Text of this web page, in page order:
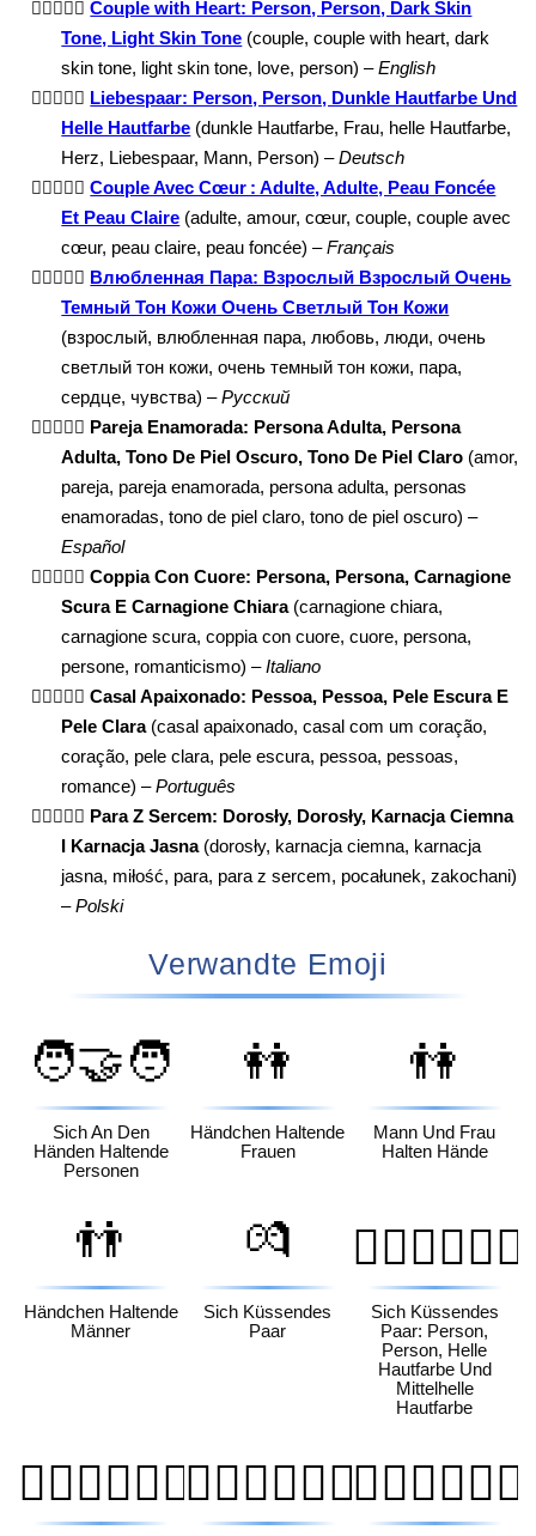
🧑🏿‍❤️‍🧑🏻 Couple with Heart: Person, Person, Dark Skin
Tone, Light Skin Tone (couple, couple with heart, dark
skin tone, light skin tone, love, person) –English
🧑🏿‍❤️‍🧑🏻 Liebespaar: Person, Person, Dunkle Hautfarbe Und
Helle Hautfarbe (dunkle Hautfarbe, Frau, helle Hautfarbe,
Herz, Liebespaar, Mann, Person) –Deutsch
🧑🏿‍❤️‍🧑🏻 Couple Avec Cœur : Adulte, Adulte, Peau Foncée
Et Peau Claire (adulte, amour, cœur, couple, couple avec
cœur, peau claire, peau foncée) –Français
🧑🏿‍❤️‍🧑🏻 Влюбленная Пара: Взрослый Взрослый Очень
Темный Тон Кожи Очень Светлый Тон Кожи
(взрослый, влюбленная пара, любовь, люди, очень
светлый тон кожи, очень темный тон кожи, пара,
сердце, чувства) –Русский
🧑🏿‍❤️‍🧑🏻 Pareja Enamorada: Persona Adulta, Persona
Adulta, Tono De Piel Oscuro, Tono De Piel Claro (amor,
pareja, pareja enamorada, persona adulta, personas
enamoradas, tono de piel claro, tono de piel oscuro) –
Español
🧑🏿‍❤️‍🧑🏻 Coppia Con Cuore: Persona, Persona, Carnagione
Scura E Carnagione Chiara(carnagione chiara,
carnagione scura, coppia con cuore, cuore, persona,
persone, romanticismo) –Italiano
🧑🏿‍❤️‍🧑🏻 Casal Apaixonado: Pessoa, Pessoa, Pele Escura E
Pele Clara(casal apaixonado, casal com um coração,
coração, pele clara, pele escura, pessoa, pessoas,
romance) –Português
🧑🏿‍❤️‍🧑🏻 Para Z Sercem: Dorosły, Dorosły, Karnacja Ciemna
I Karnacja Jasna(dorosły, karnacja ciemna, karnacja
jasna, miłość, para, para z sercem, pocałunek, zakochani)
–Polski
Verwandte Emoji
🧑‍🤝‍🧑
Sich An Den
Händen Haltende
Personen
👭
Händchen Haltende
Frauen
👫
Mann Und Frau
Halten Hände
👬
Händchen Haltende
Männer
💏
Sich Küssendes
Paar
🧑🏻‍❤️‍💋‍🧑🏼
Sich Küssendes
Paar: Person,
Person, Helle
Hautfarbe Und
Mittelhelle
Hautfarbe
🧑🏻‍❤️‍💋‍🧑🏽🧑🏻‍❤️‍💋‍🧑🏾🧑🏻‍❤️‍💋‍🧑🏿